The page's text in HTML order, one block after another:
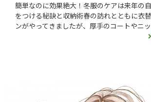
簡単なのに効果絶大！冬服のケアは来年の
をつける秘訣と収納術春の訪れとともに衣
ンがやってきましたが、厚手のコートやニッ